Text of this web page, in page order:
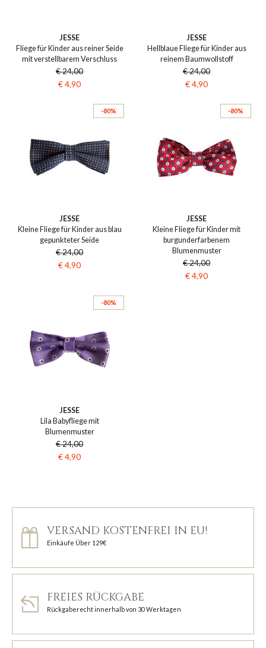
JESSE
Fliege für Kinder aus reiner Seide
mit verstellbarem Verschluss
€ 24,00
€ 4,90
JESSE
Hellblaue Fliege für Kinder aus
reinem Baumwollstoff
€ 24,00
€ 4,90
-80%
JESSE
Kleine Fliege für Kinder aus blau
gepunkteter Seide
€ 24,00
€ 4,90
-80%
JESSE
Kleine Fliege für Kinder mit
burgunderfarbenem
Blumenmuster
€ 24,00
€ 4,90
-80%
JESSE
Lila Babyfliege mit
Blumenmuster
€ 24,00
€ 4,90
VERSAND KOSTENFREI IN EU!
Einkäufe Über 129€
FREIES RÜCKGABE
Rückgaberecht innerhalb von 30 Werktagen